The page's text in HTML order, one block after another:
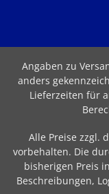
Angaben zu
anders
Lieferzeiten für
Alle Preise zzgl.
vorbehalten. Die
bisherigen Preis
Beschreibungen,